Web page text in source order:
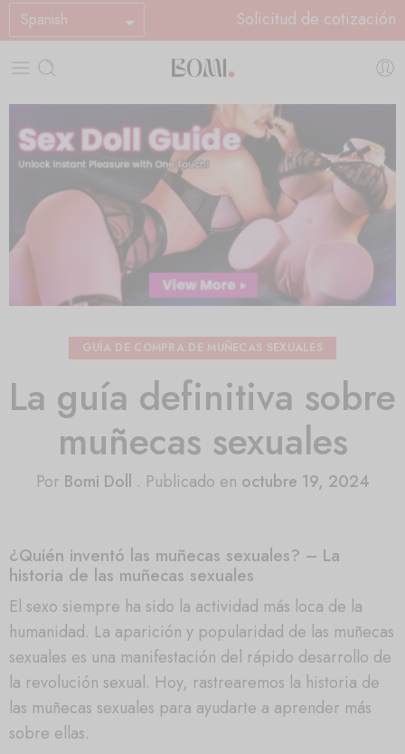
Spanish Solicitud de cotización
GUÍA DE COMPRA DE MUÑECAS SEXUALES
La guía definitiva sobre
muñecas sexuales
Por Bomi Doll . Publicado en octubre 19, 2024
¿Quién inventó las muñecas sexuales? – La
historia de las muñecas sexuales
El sexo siempre ha sido la actividad más loca de la
humanidad. La aparición y popularidad de las muñecas
sexuales es una manifestación del rápido desarrollo de
la revolución sexual. Hoy, rastrearemos la historia de
las muñecas sexuales para ayudarte a aprender más
sobre ellas.